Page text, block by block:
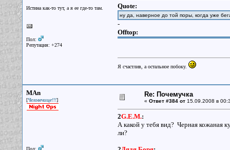
Истина как-то тут, а я ее где-то там.
Пол:
Репутация: +274
Quote:
ну да, наверное до той поры, когда уже
-
Offtop:
Я счастлив, а остальное побоку.
MAn
[Человечище!!!]
Пол:
Re: Почемучка
« Ответ #384 от15.09.2008 в
2G.E.M.:
А какой у тебя вид? Черная кожаная
ли?